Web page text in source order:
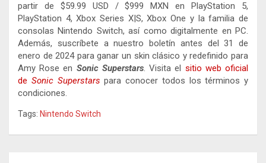
partir de $59.99 USD / $999 MXN en PlayStation 5,
PlayStation 4, Xbox Series X|S, Xbox One y la familia de
consolas Nintendo Switch, así como digitalmente en PC.
Además, suscríbete a nuestro boletín antes del 31 de
enero de 2024 para ganar un skin clásico y redefinido para
Amy Rose en Sonic Superstars. Visita el sitio web oficial
de Sonic Superstars para conocer todos los términos y
condiciones.
Tags: Nintendo Switch